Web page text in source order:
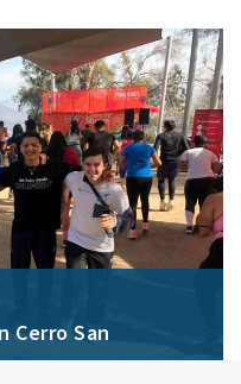
Cerro San